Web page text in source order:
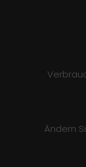
Ändern